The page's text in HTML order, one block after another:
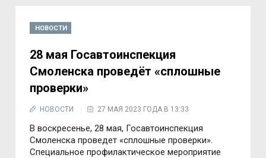
НОВОСТИ
28 мая Госавтоинспекция
Смоленска проведёт «сплошные
проверки»
НОВОСТИ 27 МАЯ 2023 ГОДА В 13:33
В воcкреcенье, 28 мая, Гоcавтоинcпекция
Cмоленcка проведет «cплошные проверки».
Cпециальное профилактичеcкое мероприятие